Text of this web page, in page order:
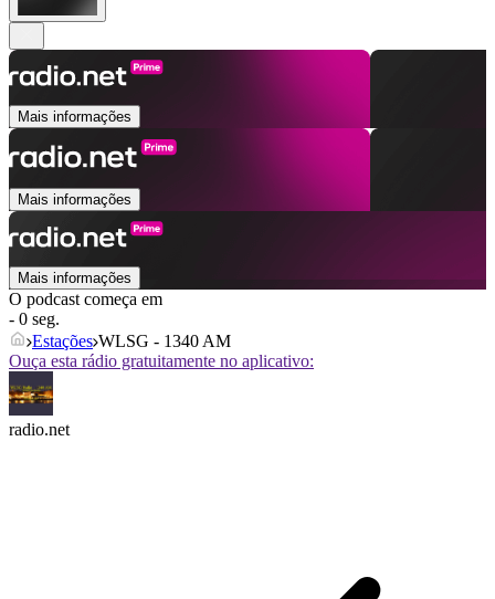
Mais informações
Mais informações
Mais informações
O podcast começa em
- 0 seg.
Estações WLSG - 1340 AM
Ouça esta rádio gratuitamente no aplicativo:
radio.net